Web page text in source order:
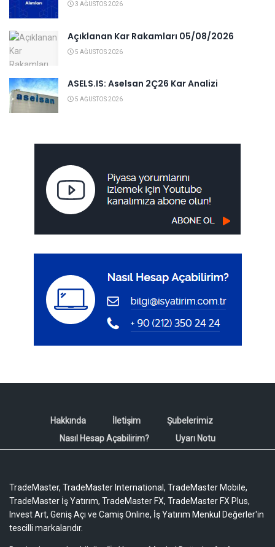
3 AĞUSTOS 2026
Açıklanan Kar Rakamları 05/08/2026
5 AĞUSTOS 2026
ASELS.IS: Aselsan 2Ç26 Kar Analizi
5 AĞUSTOS 2026
Hakkında İletişim
Şubelerimiz
Nasıl Hesap Açabilirim?
Uyarı Notu
TradeMaster, TradeMaster International, TradeMaster Mobile,
TradeMaster İş Yatırım, TradeMaster FX, TradeMaster FX Plus,
Invest Art, Geniş Açı ve Camiş Online, İş Yatırım Menkul Değerler'in
tescilli markalarıdır.